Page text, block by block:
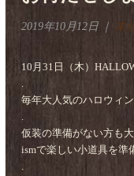
2019年10月12日 ｜ 未
10月31日（木）
.
毎年大人気のハロウィ
.
仮装の準備がない方も大
ismで楽しい小道具を準
.